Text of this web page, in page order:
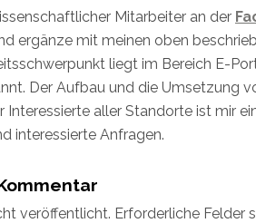
Mitarbeiter an der
ergänze mit meinen oben
liegt im Bereich E-
Der Aufbau und die Umsetzung
aller Standorte ist mir
interessierte Anfragen.
veröffentlicht. Erforderliche Felder